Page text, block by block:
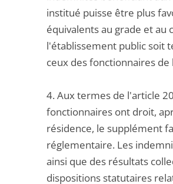
institué puisse être plus
équivalents au grade et
l'établissement public soit
ceux des fonctionnaires de
4. Aux termes de l'article
fonctionnaires ont droit,
résidence, le supplément
réglementaire. Les
ainsi que des résultats
dispositions statutaires